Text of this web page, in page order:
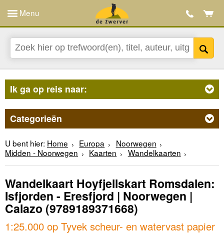
Menu
Ik ga op reis naar:
Categorieën
U bent hier: Home Europa
Noorwegen
Midden - Noorwegen
Kaarten Wandelkaarten
Wandelkaart Hoyfjellskart Romsdalen:
Isfjorden - Eresfjord | Noorwegen |
Calazo (9789189371668)
1:25.000 op Tyvek scheur- en watervast papier